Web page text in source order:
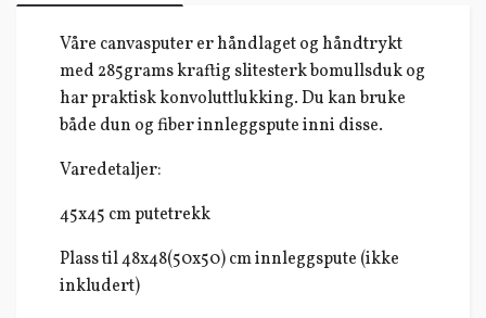
Våre canvasputer er håndlaget og håndtrykt
med 285grams kraftig slitesterk bomullsduk og
har praktisk konvoluttlukking. Du kan bruke
både dun og fiber innleggspute inni disse.
Varedetaljer:
45x45 cm putetrekk
Plass til 48x48(50x50) cm innleggspute (ikke
inkludert)